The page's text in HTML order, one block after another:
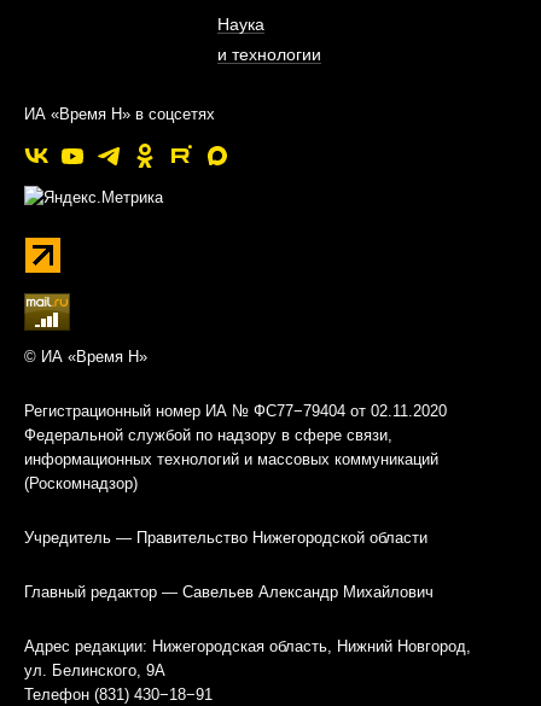
Наука
и технологии
ИА «Время Н» в соцсетях
© ИА «Время Н»
Регистрационный номер ИА № ФС77−79404 от 02.11.2020
Федеральной службой по надзору в сфере связи,
информационных технологий и массовых коммуникаций
(Роскомнадзор)
Учредитель — Правительство Нижегородской области
Главный редактор — Савельев Александр Михайлович
Адрес редакции: Нижегородская область, Нижний Новгород,
ул. Белинского, 9А
Телефон (831) 430−18−91